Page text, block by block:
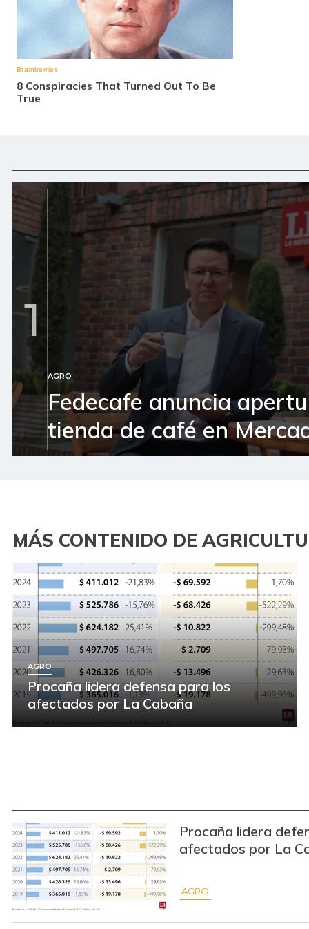
1
AGRO
Fedecafe anuncia
tienda de café en
MÁS CONTENIDO DE
AGRO
Procaña lidera defensa para los
afectados por La Cabaña
Procaña lidera
afectados por La
AGRO